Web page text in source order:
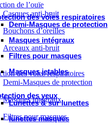
des voies respiratoires
Demi-Masques de protection
Masques intégraux
Filtres pour masques
Masques jetables
des yeux
Lunettes & sur lunettes
lunettes masques
de l’ouïe
Casques anti-bruit
Bouchons d’oreilles
Arceaux anti-bruit
des voies respiratoires
Demi-Masques de protection
Masques intégraux
Filtres pour masques